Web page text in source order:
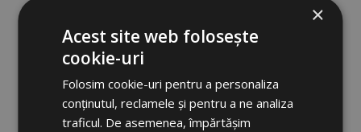
În acest context s-a prelungit și termenul până la care
Ministerul Economiei, Energiei şi Mediului de Afaceri
fiind extins până la 15.06.2020. Mai mult, condițiile de
eliberare au fost adaptate noului context, astfel încât
perioada în care se înregistrează diminuarea încasărilor
×
Acest site web folosește
cookie-uri
Folosim cookie-uri pentru a personaliza
conținutul, reclamele și pentru a ne analiza
traficul. De asemenea, împărtășim